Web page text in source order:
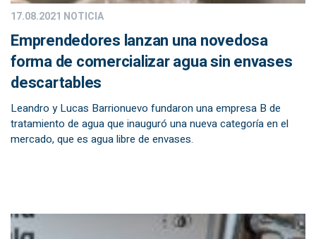
17.08.2021 NOTICIA
Emprendedores lanzan una novedosa
forma de comercializar agua sin envases
descartables
Leandro y Lucas Barrionuevo fundaron una empresa B de
tratamiento de agua que inauguró una nueva categoría en el
mercado, que es agua libre de envases.